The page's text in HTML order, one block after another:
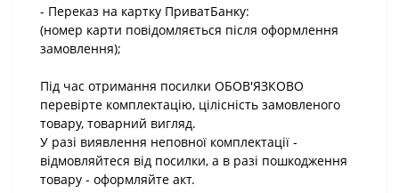
- Переказ на картку ПриватБанку:
(номер карти повідомляється після оформлення
замовлення);
Під час отримання посилки ОБОВ'ЯЗКОВО
перевірте комплектацію, цілісність замовленого
товару, товарний вигляд.
У разі виявлення неповної комплектації -
відмовляйтеся від посилки, а в разі пошкодження
товару - оформляйте акт.